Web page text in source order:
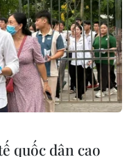
quốc dân cao